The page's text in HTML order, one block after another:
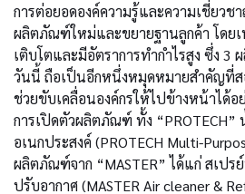
การต่อยอดองค์ความรู้และความเชี่ยว
ผลิตภัณฑ์ใหม่และขยายฐานลูกค้า โดย
เติบโตและมีอัตราการทำกำไรสูง ซึ่ง
วันนี้ ถือเป็นอีกหนึ่งหมุดหมายสำคัญที่ส
ช่วยขับเคลื่อนองค์กรให้ไปข้างหน้าได้
การเปิดตัวผลิตภัณฑ์ ทั้ง
อเนกประสงค์ (PROTECH Multi-
ผลิตภัณฑ์จาก “MASTER” ได้แก่สเปรย์
ปรับอากาศ (MASTER Air cleaner &